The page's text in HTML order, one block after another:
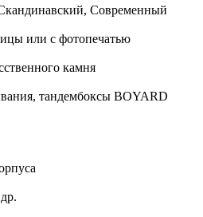
Современный
или с фотопечатью
камня
тандембоксы BOYARD